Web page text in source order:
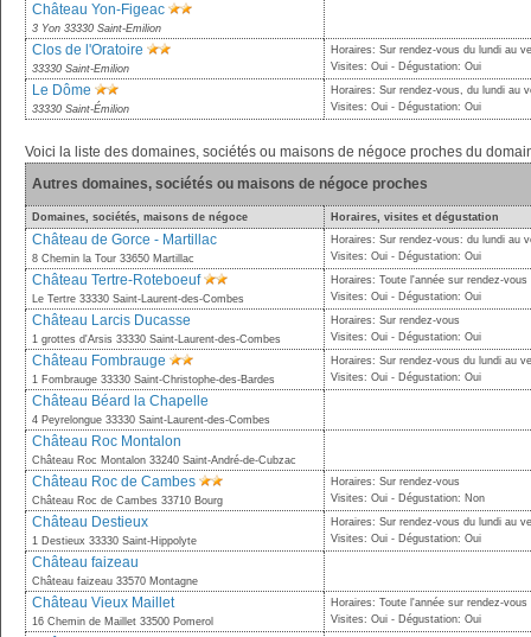
Château Yon-Figeac
3 Yon 33330 Saint-Emilion
Clos de l'Oratoire
33330 Saint-Emilion
Horaires: Sur rendez-vous du lundi au
Visites: Oui - Dégustation: Oui
Le Dôme
33330 Saint-Émilion
Horaires: Sur rendez-vous, du lundi au
Visites: Oui - Dégustation: Oui
Voici la liste des domaines, sociétés ou maisons de négoce proches du
Autres domaines, sociétés ou maisons de négoce proches
Domaines, sociétés, maisons de négoce Horaires, visites et dégustation
Château de Gorce - Martillac
8 Chemin la Tour 33650 Martillac
Horaires: Sur rendez-vous: du lundi au
Visites: Oui - Dégustation: Oui
Château Tertre-Roteboeuf
Le Tertre 33330 Saint-Laurent-des-Combes
Horaires: Toute l'année sur rendez-
Visites: Oui - Dégustation: Oui
Château Larcis Ducasse
1 grottes d'Arsis 33330 Saint-Laurent-des-Combes
Horaires: Sur rendez-vous
Visites: Oui - Dégustation: Oui
Château Fombrauge
1 Fombrauge 33330 Saint-Christophe-des-Bardes
Horaires: Sur rendez-vous du lundi au
Visites: Oui - Dégustation: Oui
Château Béard la Chapelle
4 Peyrelongue 33330 Saint-Laurent-des-Combes
Château Roc Montalon
Château Roc Montalon 33240 Saint-André-de-Cubzac
Château Roc de Cambes
Château Roc de Cambes 33710 Bourg
Horaires: Sur rendez-vous
Visites: Oui - Dégustation: Non
Château Destieux
1 Destieux 33330 Saint-Hippolyte
Horaires: Sur rendez-vous du lundi au
Visites: Oui - Dégustation: Oui
Château faizeau
Château faizeau 33570 Montagne
Château Vieux Maillet
16 Chemin de Maillet 33500 Pomerol
Horaires: Toute l'année sur rendez-vous
Visites: Oui - Dégustation: Oui